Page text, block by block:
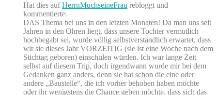
Hat dies aufHerrnMuchseineFrau rebloggt und
kommentierte:
DAS Thema bei uns in den letzten Monaten! Da man uns seit
Jahren in den Ohren liegt, dass unsere Tochter vermutlich
hochbegabt sei, wurde völlig selbstverständlich erwartet, dass
wir sie dieses Jahr VORZEITIG (sie ist eine Woche nach dem
Stichtag geboren) einschulen würden. Ich war lange Zeit
selbst auf diesem Trip, doch irgendwann wurde mir bei dem
Gedanken ganz anders, denn sie hat schon die eine oder
andere „Baustelle“, die ich vorher behoben haben möchte
oder ihr wenigstens die Chance geben möchte, dass sich das